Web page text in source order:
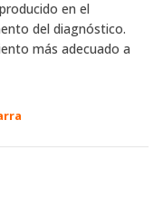
en el
del diagnóstico.
más adecuado a